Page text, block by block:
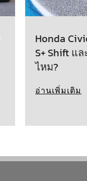
Honda
S+ Shift แ
ไหม?
อ่านเพิ่มเติม